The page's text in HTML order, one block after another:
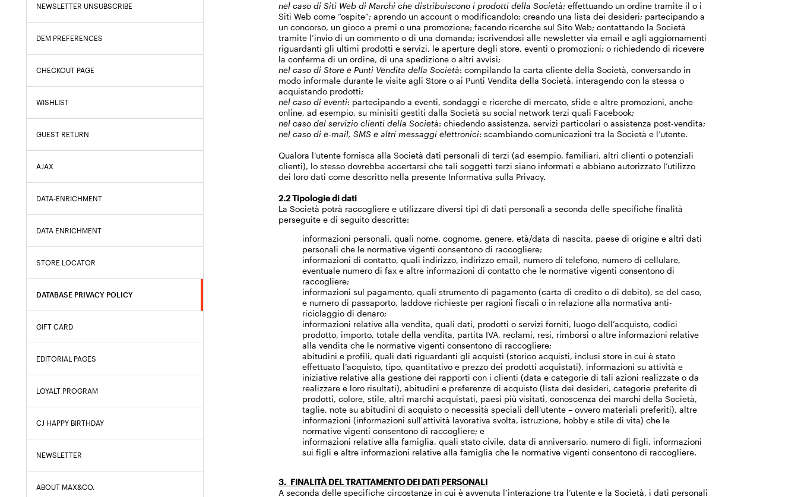
NEWSLETTER UNSUBSCRIBE
DEM PREFERENCES
CHECKOUT PAGE
WISHLIST
GUEST RETURN
AJAX
DATA-ENRICHMENT
DATA ENRICHMENT
STORE LOCATOR
DATABASE PRIVACY POLICY
GIFT CARD
EDITORIAL PAGES
LOYALT PROGRAM
CJ HAPPY BIRTHDAY
NEWSLETTER
ABOUT MAX&CO.
nel caso di Siti Web di Marchi che distribuiscono i prodotti della Società: effettuando un ordine tramite il o i
Siti Web come “ospite”; aprendo un account o modificandolo; creando una lista dei desideri; partecipando a
un concorso, un gioco a premi o una promozione; facendo ricerche sul Sito Web; contattando la Società
tramite l’invio di un commento o di una domanda; iscrivendosi alle newsletter via email e agli aggiornamenti
riguardanti gli ultimi prodotti e servizi, le aperture degli store, eventi o promozioni; o richiedendo di ricevere
la conferma di un ordine, di una spedizione o altri avvisi;
nel caso di Store e Punti Vendita della Società: compilando la carta cliente della Società, conversando in
modo informale durante le visite agli Store o ai Punti Vendita della Società, interagendo con la stessa o
acquistando prodotti;
nel caso di eventi: partecipando a eventi, sondaggi e ricerche di mercato, sfide e altre promozioni, anche
online, ad esempio, su minisiti gestiti dalla Società su social network terzi quali Facebook;
nel caso del servizio clienti della Società: chiedendo assistenza, servizi particolari o assistenza post-vendita;
nel caso di e-mail, SMS e altri messaggi elettronici: scambiando comunicazioni tra la Società e l’utente.
Qualora l’utente fornisca alla Società dati personali di terzi (ad esempio, familiari, altri clienti o potenziali
clienti), lo stesso dovrebbe accertarsi che tali soggetti terzi siano informati e abbiano autorizzato l’utilizzo
dei loro dati come descritto nella presente Informativa sulla Privacy.
2.2 Tipologie di dati
La Società potrà raccogliere e utilizzare diversi tipi di dati personali a seconda delle specifiche finalità
perseguite e di seguito descritte:
informazioni personali, quali nome, cognome, genere, età/data di nascita, paese di origine e altri dati
personali che le normative vigenti consentono di raccogliere;
informazioni di contatto, quali indirizzo, indirizzo email, numero di telefono, numero di cellulare,
eventuale numero di fax e altre informazioni di contatto che le normative vigenti consentono di
raccogliere;
informazioni sul pagamento, quali strumento di pagamento (carta di credito o di debito), se del caso,
e numero di passaporto, laddove richieste per ragioni fiscali o in relazione alla normativa anti-
riciclaggio di denaro;
informazioni relative alla vendita, quali dati, prodotti o servizi forniti, luogo dell’acquisto, codici
prodotto, importo, totale della vendita, partita IVA, reclami, resi, rimborsi o altre informazioni relative
alla vendita che le normative vigenti consentono di raccogliere;
abitudini e profili, quali dati riguardanti gli acquisti (storico acquisti, inclusi store in cui è stato
effettuato l’acquisto, tipo, quantitativo e prezzo dei prodotti acquistati), informazioni su attività e
iniziative relative alla gestione dei rapporti con i clienti (data e categorie di tali azioni realizzate o da
realizzare e loro risultati), abitudini e preferenze di acquisto (lista dei desideri, categorie preferite di
prodotti, colore, stile, altri marchi acquistati, paesi più visitati, conoscenza dei marchi della Società,
taglie, note su abitudini di acquisto o necessità speciali dell’utente – ovvero materiali preferiti), altre
informazioni (informazioni sull'attività lavorativa svolta, istruzione, hobby e stile di vita) che le
normative vigenti consentono di raccogliere; e
informazioni relative alla famiglia, quali stato civile, data di anniversario, numero di figli, informazioni
sui figli e altre informazioni relative alla famiglia che le normative vigenti consentono di raccogliere.
3. FINALITÀ DEL TRATTAMENTO DEI DATI PERSONALI
A seconda delle specifiche circostanze in cui è avvenuta l’interazione tra l’utente e la Società, i dati personali